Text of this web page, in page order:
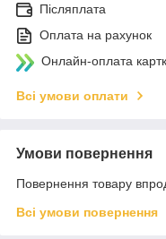
Післяплата
Оплата на рахунок
Онлайн-оплата
Всі умови оплати
Умови повернення
Повернення товару
Всі умови повернення